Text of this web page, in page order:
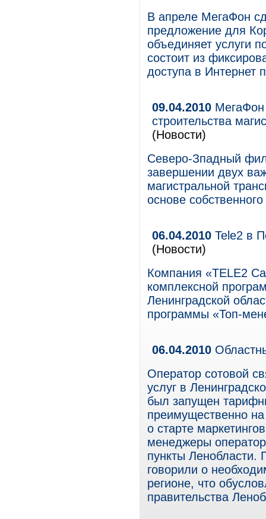
В апреле МегаФон
предложение для
объединяет услуги
состоит из
доступа в Интернет
09.04.2010 МегаФон
строительства
(Новости)
Северо-Зпадный
завершении двух
магистральной
основе
06.04.2010 Tele2 в
(Новости)
Компания «TELE2
комплексной
Ленинградской
программы «Топ-
06.04.2010
Оператор сотовой
услуг в
был запущен
преимущественно
о старте
менеджеры
пункты Ленобласти.
говорили о
регионе, что
правительства